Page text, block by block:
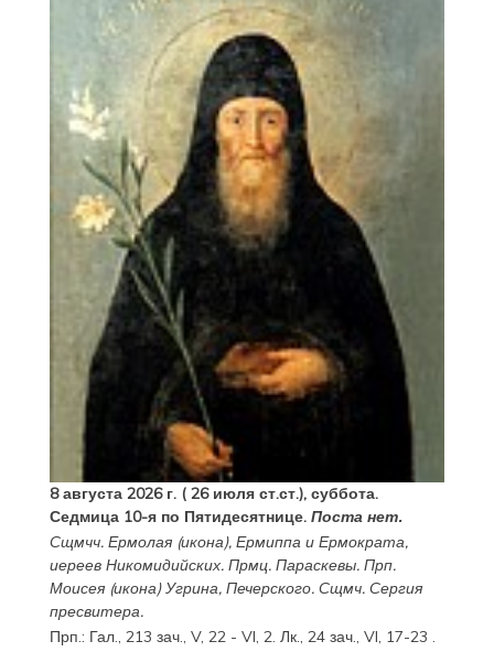
8 августа 2026 г. ( 26 июля ст.ст.), суббота.
Седмица 10-я по Пятидесятнице. Поста нет.
Сщмчч. Ермолая(икона), Ермиппаи Ермократа,
иереев Никомидийских. Прмц. Параскевы. Прп.
Моисея(икона) Угрина, Печерского. Сщмч. Сергия
пресвитера.
Прп.: Гал., 213 зач., V, 22 - VI, 2. Лк., 24 зач., VI, 17-23 .